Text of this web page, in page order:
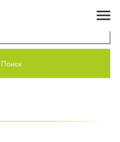
Поиск